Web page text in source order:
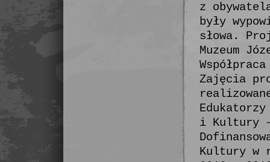
z
były
słowa.
Muzeum
Zajęcia
i Kultury
Kultury w